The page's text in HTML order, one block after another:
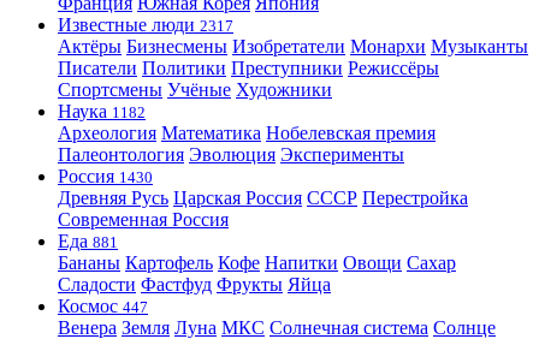
Известные люди 2317
Актёры Бизнесмены Изобретатели Монархи Музыканты
Писатели Политики Преступники Режиссёры
Спортсмены Учёные Художники
Наука 1182
Археология Математика Нобелевская премия
Палеонтология Эволюция Эксперименты
Россия 1430
Древняя Русь Царская Россия СССР Перестройка
Современная Россия
Еда 881
Бананы Картофель Кофе Напитки Овощи Сахар
Сладости Фастфуд Фрукты Яйца
Космос 447
Венера Земля Луна МКС Солнечная система Солнце